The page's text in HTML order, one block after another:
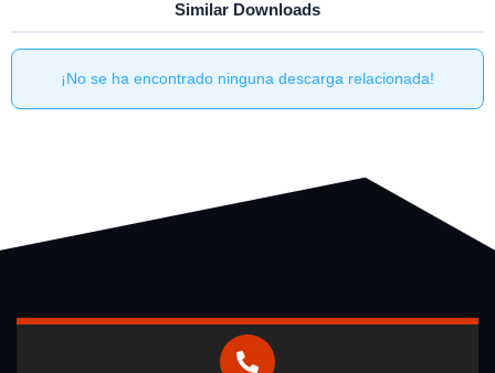
Similar Downloads
¡No se ha encontrado ninguna descarga relacionada!